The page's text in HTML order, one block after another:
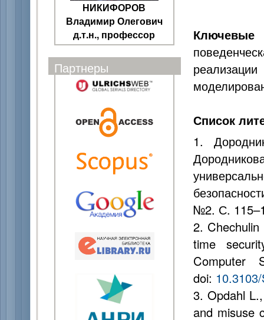
НИКИФОРОВ
Владимир Олегович
д.т.н., профессор
Партнеры
Список
1.
№2. С.
2.
time
doi:
3. Opdahl
and misuse